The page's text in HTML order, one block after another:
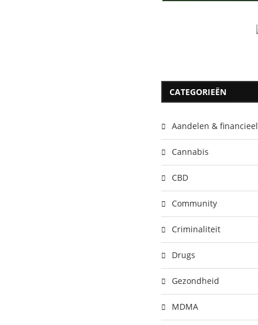
CATEGORIEËN
Aandelen & financieel
Cannabis
CBD
Community
Criminaliteit
Drugs
Gezondheid
MDMA